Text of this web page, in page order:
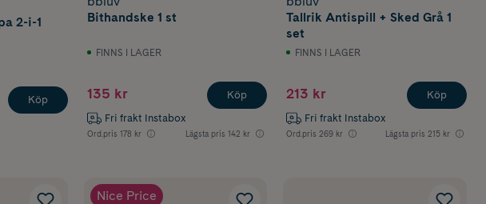
2-i-1
Köp
Bithandske 1 st
FINNS I LAGER
135 kr
Fri frakt Instabox
Ord.pris 178 kr Lägsta pris 142 kr
Köp
Tallrik Antispill + Sked Grå 1
set
FINNS I LAGER
213 kr
Fri frakt Instabox
Ord.pris 269 kr Lägsta pris 215 kr
Köp
Nice Price